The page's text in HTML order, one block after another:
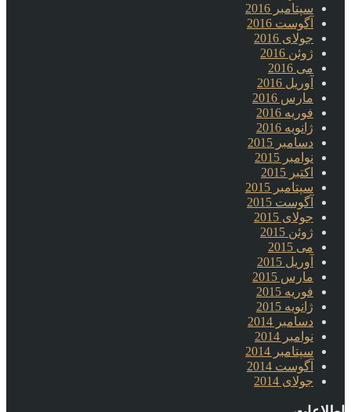
سپتامبر 2016
آگوست 2016
جولای 2016
ژوئن 2016
می 2016
آوریل 2016
مارس 2016
فوریه 2016
ژانویه 2016
دسامبر 2015
نوامبر 2015
اکتبر 2015
سپتامبر 2015
آگوست 2015
جولای 2015
ژوئن 2015
می 2015
آوریل 2015
مارس 2015
فوریه 2015
ژانویه 2015
دسامبر 2014
نوامبر 2014
سپتامبر 2014
آگوست 2014
جولای 2014